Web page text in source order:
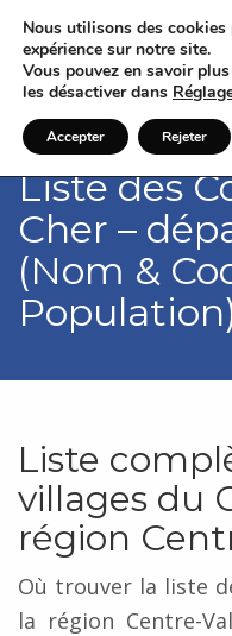
Liste des
Cher –
(Nom &
Liste
villages du
région
Où trouver la liste
la région Centre-
Nous utilisons des
expérience sur notre site.
Vous pouvez en savoir
les désactiver dans
Accepter Rejeter